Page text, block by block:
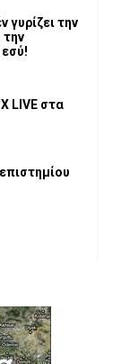
γυρίζει την
την
εσύ!
LIVE στα
–